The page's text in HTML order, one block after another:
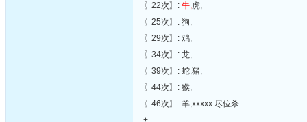
〖22次〗: 牛,虎,
〖25次〗: 狗,
〖29次〗: 鸡,
〖34次〗: 龙,
〖39次〗: 蛇,猪,
〖44次〗: 猴,
〖46次〗: 羊,xxxxx 尽位杀